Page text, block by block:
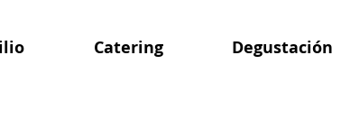
Catering Degustación